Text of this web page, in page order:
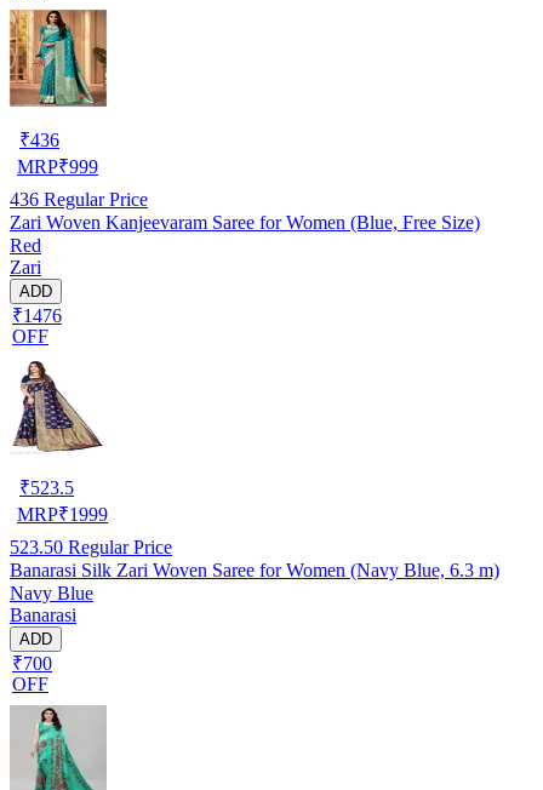
₹436
MRP₹999
436 Regular Price
Zari Woven Kanjeevaram Saree for Women (Blue, Free Size)
Red
Zari
ADD
₹1476
OFF
₹523.5
MRP₹1999
523.50 Regular Price
Banarasi Silk Zari Woven Saree for Women (Navy Blue, 6.3 m)
Navy Blue
Banarasi
ADD
₹700
OFF